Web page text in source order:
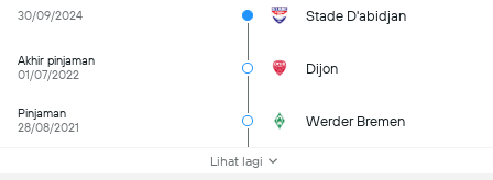
30/09/2024 Stade D'abidjan
Akhir pinjaman
01/07/2022
Dijon
Pinjaman
28/08/2021
Werder Bremen
Lihat lagi